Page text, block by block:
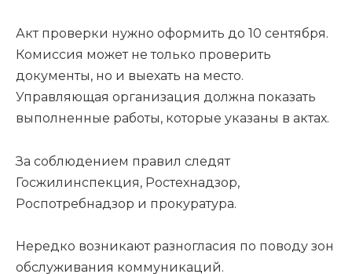
Акт проверки нужно оформить до 10 сентября.
Комиссия может не только проверить
документы, но и выехать на место.
Управляющая организация должна показать
выполненные работы, которые указаны в актах.
За соблюдением правил следят
Госжилинспекция, Ростехнадзор,
Роспотребнадзор и прокуратура.
Нередко возникают разногласия по поводу зон
обслуживания коммуникаций.